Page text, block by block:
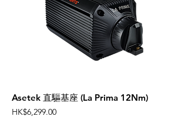
Asetek 直驅基座 (La Prima 12Nm)
Price
HK$6,299.00